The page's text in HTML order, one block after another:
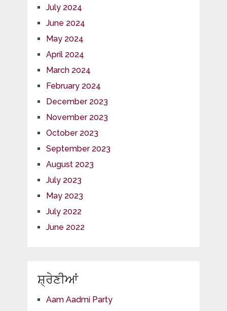
July 2024
June 2024
May 2024
April 2024
March 2024
February 2024
December 2023
November 2023
October 2023
September 2023
August 2023
July 2023
May 2023
July 2022
June 2022
ਸ਼੍ਰੇਣੀਆਂ
Aam Aadmi Party